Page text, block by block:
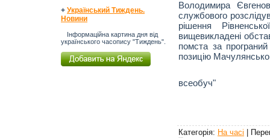
+ Український Тиждень.
Новини
Інформаційна картина дня від
українського часопису "Тиждень".
Володимира
службового
рішення
вищевикладені
помста за
позицію
всеобуч"
Категорія: На часі |